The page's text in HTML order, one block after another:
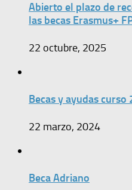
Abierto el plazo de
las becas Erasmus+
22 octubre, 2025
Becas y ayudas
22 marzo, 2024
Beca Adriano